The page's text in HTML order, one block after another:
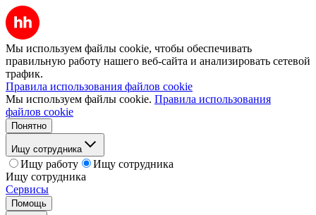
Мы используем файлы cookie, чтобы обеспечивать
правильную работу нашего веб-сайта и анализировать сетевой
трафик.
Правила использования файлов cookie
Мы используем файлы cookie. Правила использования
файлов cookie
Понятно
Ищу сотрудника
Ищу работу
Ищу сотрудника
Ищу сотрудника
Сервисы
Помощь